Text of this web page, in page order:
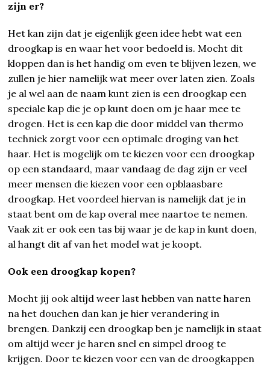
zijn er?
Het kan zijn dat je eigenlijk geen idee hebt wat een
droogkap is en waar het voor bedoeld is. Mocht dit
kloppen dan is het handig om even te blijven lezen, we
zullen je hier namelijk wat meer over laten zien. Zoals
je al wel aan de naam kunt zien is een droogkap een
speciale kap die je op kunt doen om je haar mee te
drogen. Het is een kap die door middel van thermo
techniek zorgt voor een optimale droging van het
haar. Het is mogelijk om te kiezen voor een droogkap
op een standaard, maar vandaag de dag zijn er veel
meer mensen die kiezen voor een opblaasbare
droogkap. Het voordeel hiervan is namelijk dat je in
staat bent om de kap overal mee naartoe te nemen.
Vaak zit er ook een tas bij waar je de kap in kunt doen,
al hangt dit af van het model wat je koopt.
Ook een droogkap kopen?
Mocht jij ook altijd weer last hebben van natte haren
na het douchen dan kan je hier verandering in
brengen. Dankzij een droogkap ben je namelijk in staat
om altijd weer je haren snel en simpel droog te
krijgen. Door te kiezen voor een van de droogkappen